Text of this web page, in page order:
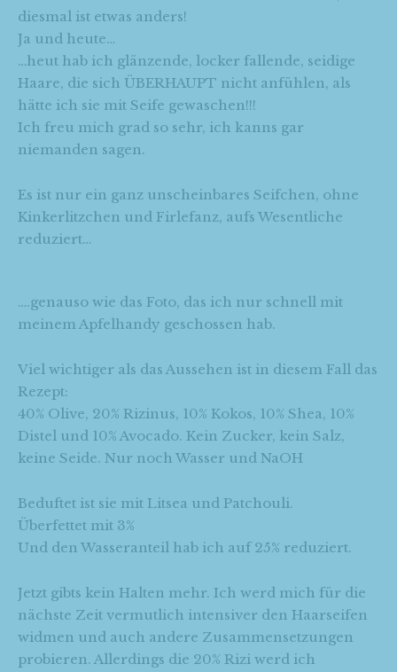
diesmal ist etwas anders!
Ja und heute…
…heut hab ich glänzende, locker fallende, seidige
Haare, die sich ÜBERHAUPT nicht anfühlen, als
hätte ich sie mit Seife gewaschen!!!
Ich freu mich grad so sehr, ich kanns gar
niemanden sagen.
Es ist nur ein ganz unscheinbares Seifchen, ohne
Kinkerlitzchen und Firlefanz, aufs Wesentliche
reduziert…
….genauso wie das Foto, das ich nur schnell mit
meinem Apfelhandy geschossen hab.
Viel wichtiger als das Aussehen ist in diesem Fall das
Rezept:
40% Olive, 20% Rizinus, 10% Kokos, 10% Shea, 10%
Distel und 10% Avocado. Kein Zucker, kein Salz,
keine Seide. Nur noch Wasser und NaOH
Beduftet ist sie mit Litsea und Patchouli.
Überfettet mit 3%
Und den Wasseranteil hab ich auf 25% reduziert.
Jetzt gibts kein Halten mehr. Ich werd mich für die
nächste Zeit vermutlich intensiver den Haarseifen
widmen und auch andere Zusammensetzungen
probieren. Allerdings die 20% Rizi werd ich